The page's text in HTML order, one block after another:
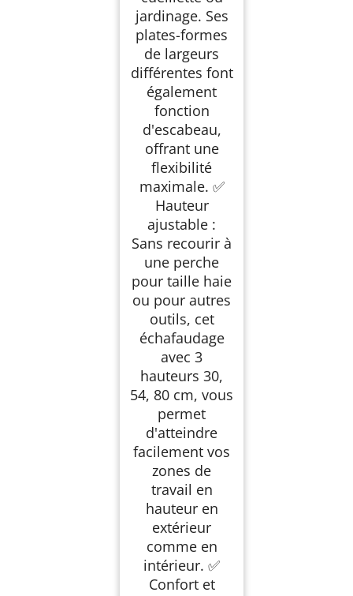
jardinage. Ses
plates-formes
de largeurs
différentes font
également
fonction
d'escabeau,
offrant une
flexibilité
maximale. ✅
Hauteur
ajustable :
Sans recourir à
une perche
pour taille haie
ou pour autres
outils, cet
échafaudage
avec 3
hauteurs 30,
54, 80 cm, vous
permet
d'atteindre
facilement vos
zones de
travail en
hauteur en
extérieur
comme en
intérieur. ✅
Confort et